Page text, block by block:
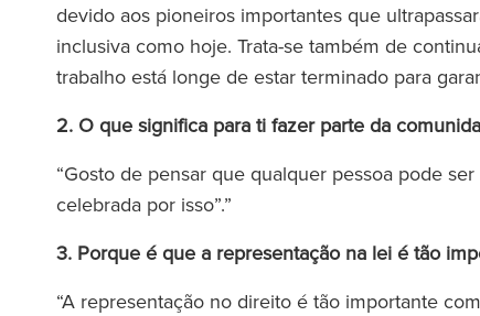
devido aos pioneiros importantes que
inclusiva como hoje. Trata-se também de
trabalho está longe de estar terminado para
2. O que significa para ti fazer parte da
“Gosto de pensar que qualquer pessoa pode
celebrada por isso”.”
3. Porque é que a representação na lei é tão
“A representação no direito é tão importante